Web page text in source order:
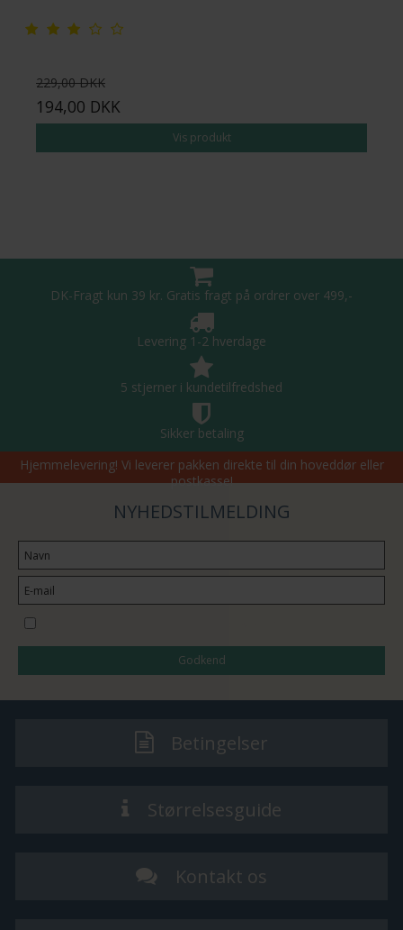
229,00 DKK
194,00 DKK
Vis produkt
DK-Fragt kun 39 kr. Gratis fragt på ordrer over 499,-
Levering 1-2 hverdage
5 stjerner i kundetilfredshed
Sikker betaling
Hjemmelevering! Vi leverer pakken direkte til din hoveddør eller
postkasse!
NYHEDSTILMELDING
Godkend
Betingelser
Størrelsesguide
Kontakt os